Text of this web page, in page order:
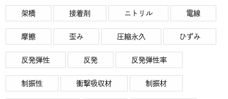
架橋 接着剤 ニトリル 電線
摩擦 歪み 圧縮永久 ひずみ
反発弾性 反発 反発弾性率
制振性 衝撃吸収材 制振材